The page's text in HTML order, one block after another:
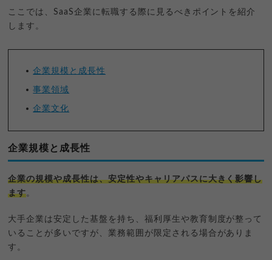
ここでは、SaaS企業に転職する際に見るべきポイントを紹介
します。
企業規模と成長性
事業領域
企業文化
企業規模と成長性
企業の規模や成長性は、安定性やキャリアパスに大きく影響し
ます。
大手企業は安定した基盤を持ち、福利厚生や教育制度が整って
いることが多いですが、業務範囲が限定される場合がありま
す。